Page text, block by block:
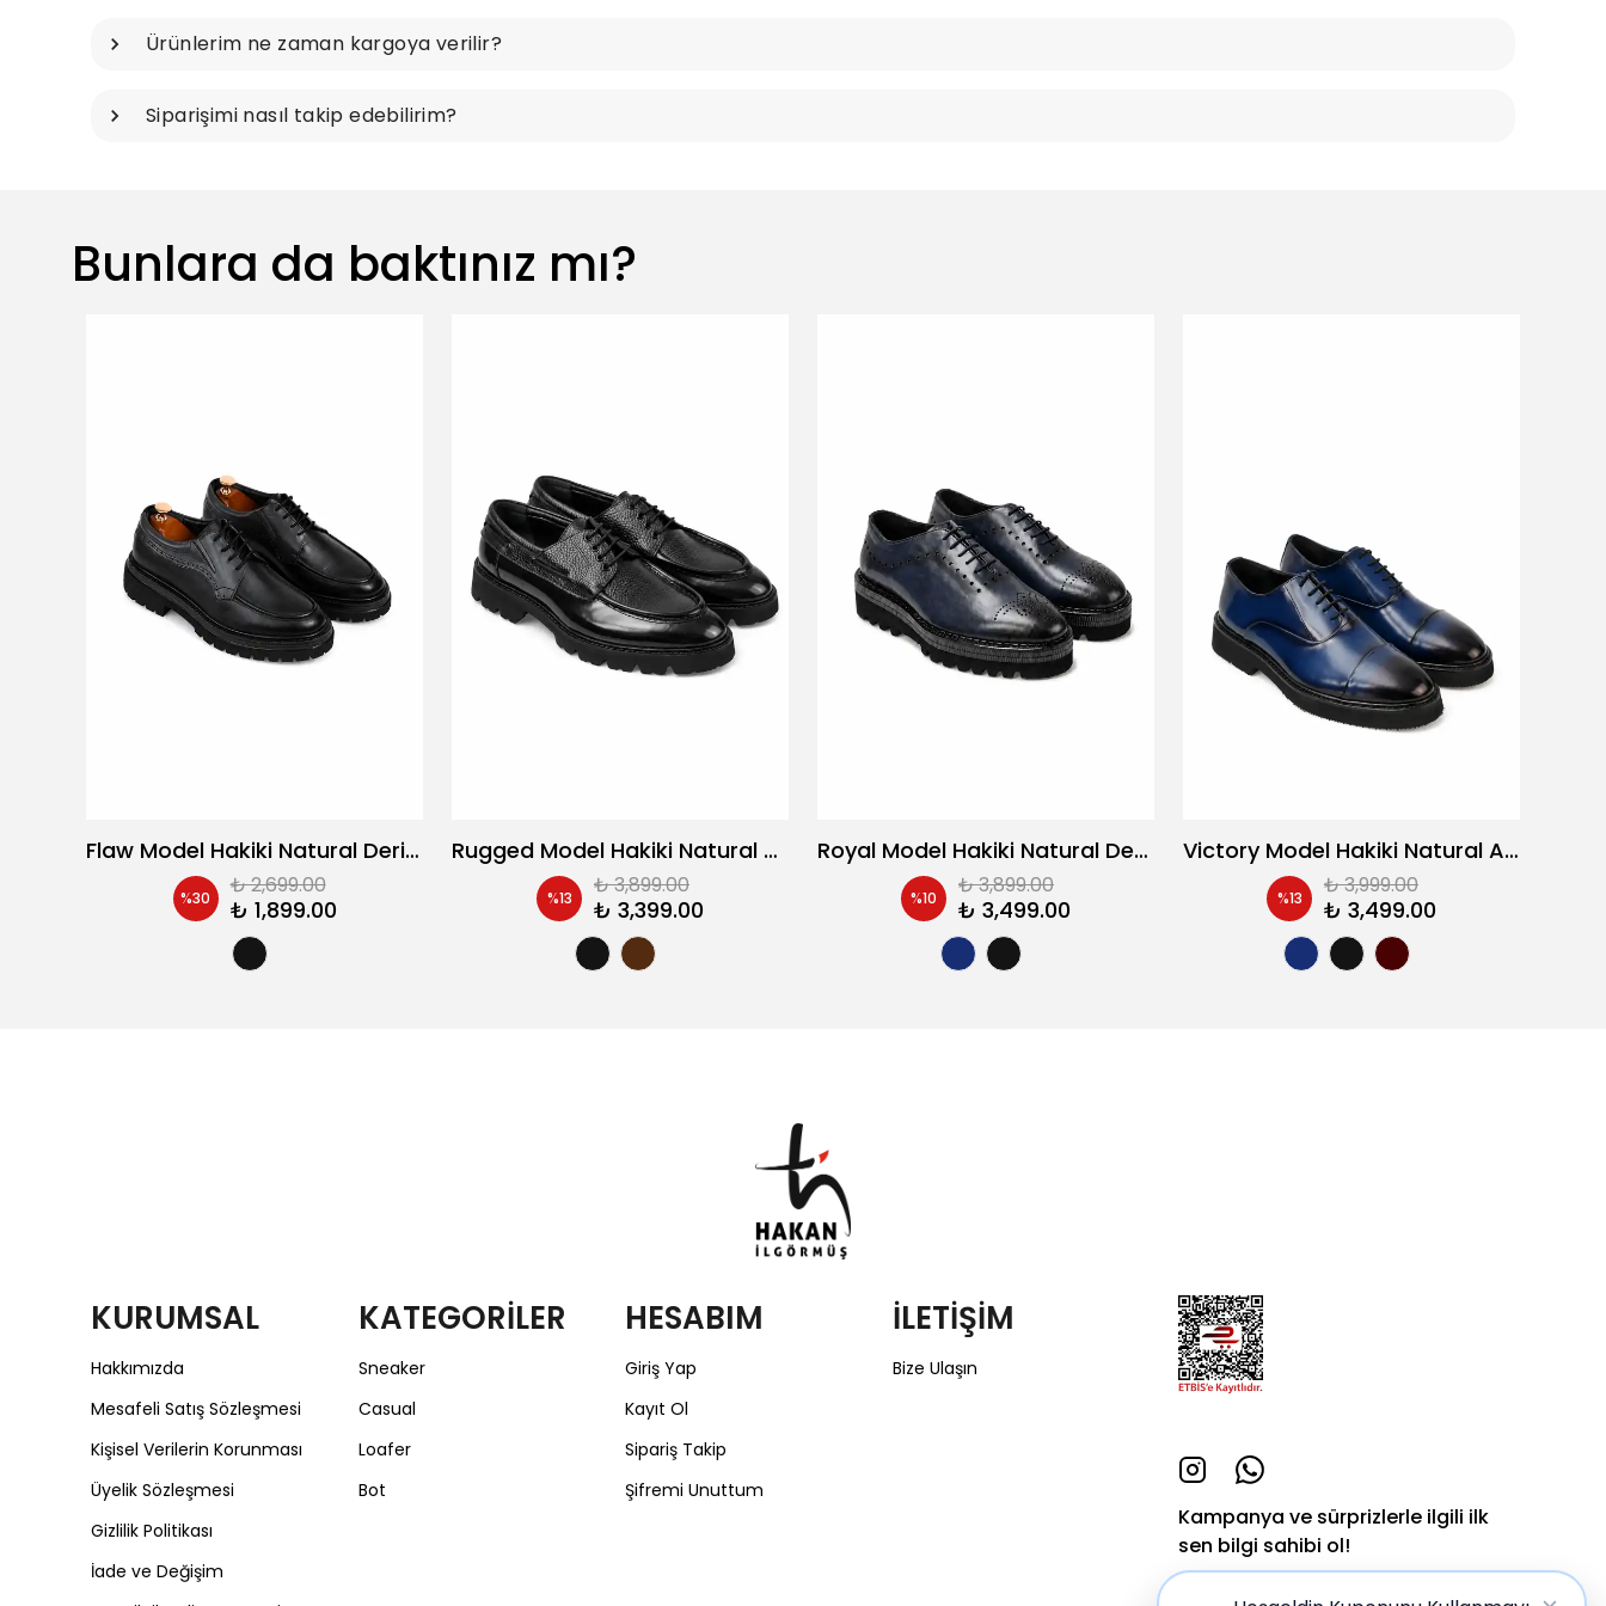
Ürünlerim ne zaman kargoya verilir?
Siparişimi nasıl takip edebilirim?
Bunlara da baktınız mı?
Flaw Model Hakiki Natural Deri Casual Ayakkabı
%30 ₺ 2,699.00
₺ 1,899.00
Rugged Model Hakiki Natural Kombinasyon Deri Casual Ayakkabı
%13 ₺ 3,899.00
₺ 3,399.00
Royal Model Hakiki Natural Deri Casual Ayakkabı
%10 ₺ 3,899.00
₺ 3,499.00
Victory Model Hakiki Natural Açma Deri Casul Ayakkabı
%13 ₺ 3,999.00
₺ 3,499.00
KURUMSAL
Hakkımızda
Mesafeli Satış Sözleşmesi
Kişisel Verilerin Korunması
Üyelik Sözleşmesi
Gizlilik Politikası
İade ve Değişim
KATEGORİLER
Sneaker
Casual
Loafer
Bot
HESABIM
Giriş Yap
Kayıt Ol
Sipariş Takip
Şifremi Unuttum
İLETİŞİM
Bize Ulaşın
Kampanya ve sürprizlerle ilgili ilk
sen bilgi sahibi ol!